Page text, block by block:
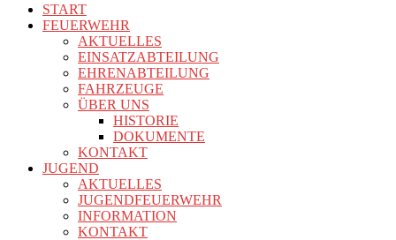
START
FEUERWEHR
AKTUELLES
EINSATZABTEILUNG
EHRENABTEILUNG
FAHRZEUGE
ÜBER UNS
HISTORIE
DOKUMENTE
KONTAKT
JUGEND
AKTUELLES
JUGENDFEUERWEHR
INFORMATION
KONTAKT